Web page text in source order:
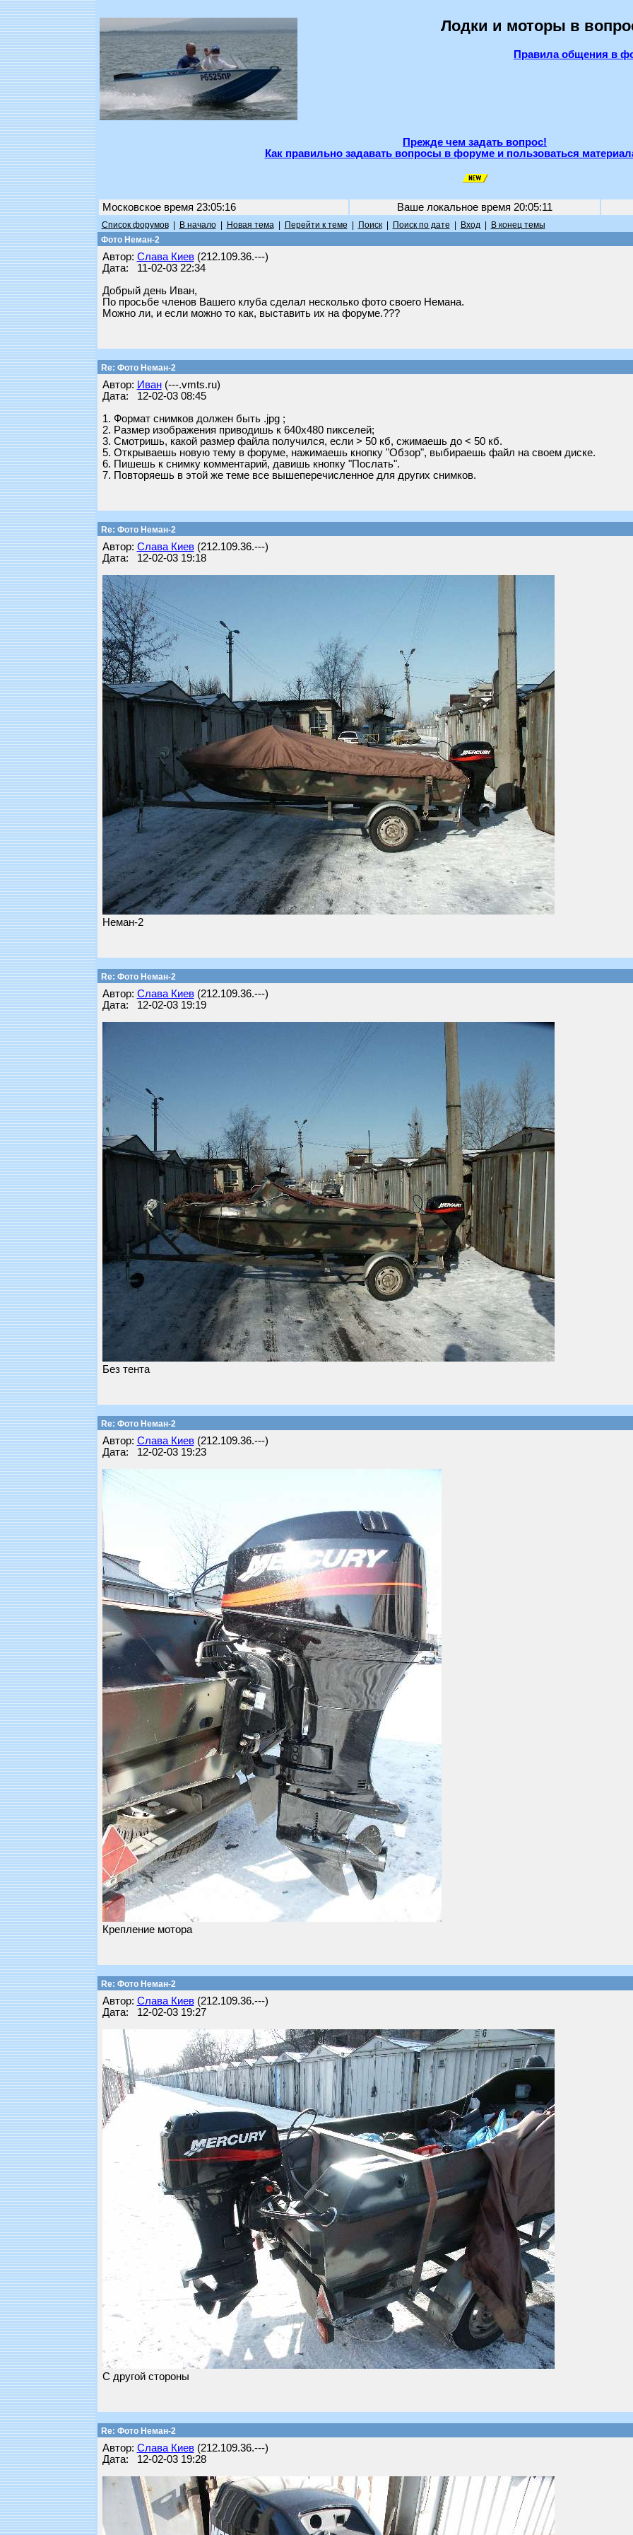
Лодки и моторы в
Правила общения в
Прежде чем задать вопрос!
Как правильно задавать вопросы в форуме и пользоваться
Московское время 23:05:16 Ваше локальное время 20:05:11
Список форумов| В начало| Новая тема| Перейти к теме Поиск| Поиск по дате Вход| В конец темы
Фото Неман-2
Автор: Слава Киев(212.109.36.---)
Дата: 11-02-03 22:34
Добрый день Иван,
По просьбе членов Вашего клуба сделал несколько фото своего Немана.
Можно ли, и если можно то как, выставить их на форуме.???
Re: Фото Неман-2
Автор: Иван(---.vmts.ru)
Дата: 12-02-03 08:45
1. Формат снимков должен быть .jpg ;
2. Размер изображения приводишь к 640x480 пикселей;
3. Смотришь, какой размер файла получился, если > 50 кб, сжимаешь до < 50 кб.
5. Открываешь новую тему в форуме, нажимаешь кнопку "Обзор", выбираешь файл на своем диске.
6. Пишешь к снимку комментарий, давишь кнопку "Послать".
7. Повторяешь в этой же теме все вышеперечисленное для других снимков.
Re: Фото Неман-2
Автор: Слава Киев(212.109.36.---)
Дата: 12-02-03 19:18
Неман-2
Re: Фото Неман-2
Автор: Слава Киев(212.109.36.---)
Дата: 12-02-03 19:19
Без тента
Re: Фото Неман-2
Автор: Слава Киев(212.109.36.---)
Дата: 12-02-03 19:23
Крепление мотора
Re: Фото Неман-2
Автор: Слава Киев(212.109.36.---)
Дата: 12-02-03 19:27
С другой стороны
Re: Фото Неман-2
Автор: Слава Киев(212.109.36.---)
Дата: 12-02-03 19:28